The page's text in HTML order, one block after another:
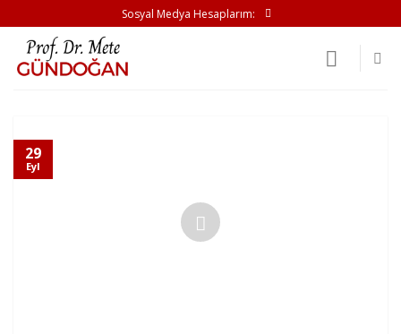
atla
Sosyal Medya Hesaplarım:
29
Eyl